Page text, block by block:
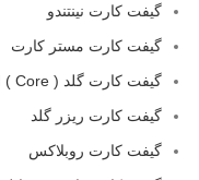
گیفت کارت نینتندو
گیفت کارت مستر کارت
گیفت کارت گلد ( Core ) ایکس باکس
گیفت کارت ریزر گلد
گیفت کارت روبلاکس